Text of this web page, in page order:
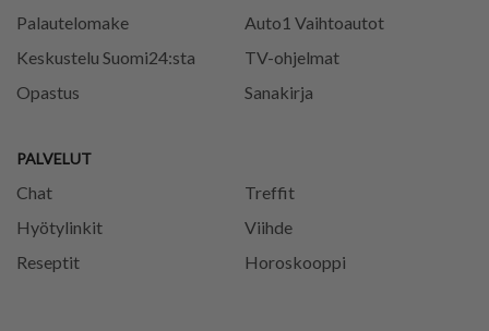
Palautelomake
Keskustelu Suomi24:sta
Opastus
PALVELUT
Chat
Treffit
Hyötylinkit
Viihde
Reseptit
Horoskooppi
Auto1 Vaihtoautot
TV-ohjelmat
Sanakirja